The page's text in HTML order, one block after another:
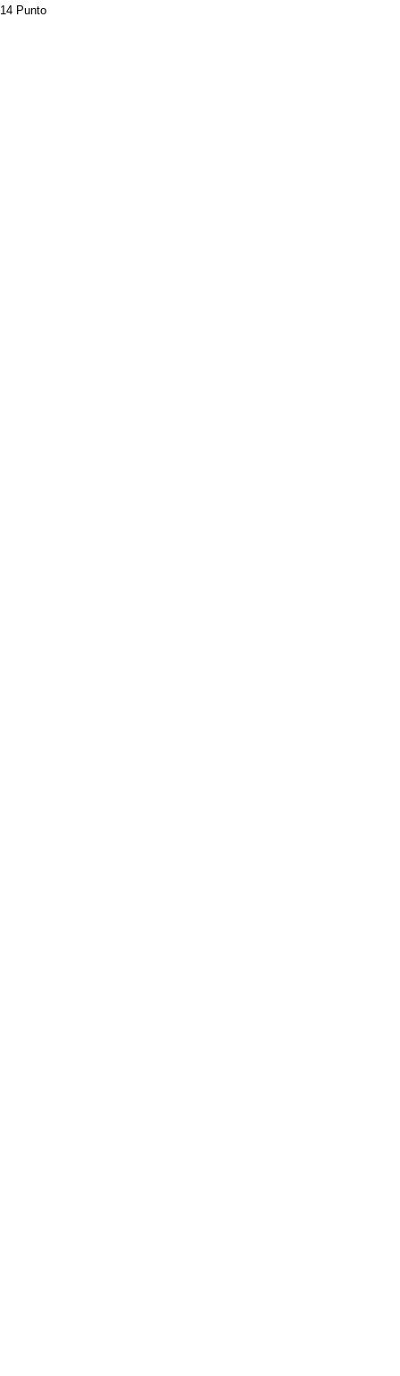
14 Punto